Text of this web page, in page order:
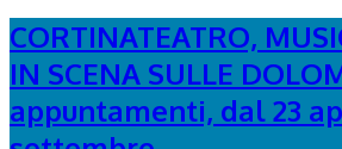
CORTINATEATRO,
IN SCENA SULLE
appuntamenti, dal 23